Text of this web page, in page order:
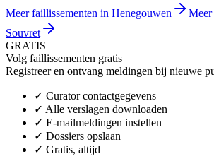
Meer faillissementen in Henegouwen
Meer
Souvret
GRATIS
Volg faillissementen gratis
Registreer en ontvang meldingen bij nieuwe
✓ Curator contactgegevens
✓ Alle verslagen downloaden
✓ E-mailmeldingen instellen
✓ Dossiers opslaan
✓ Gratis, altijd